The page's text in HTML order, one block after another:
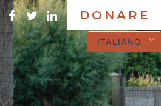
DONARE
ITALIANO
instagram
Facebook
twitter
LinkedIn